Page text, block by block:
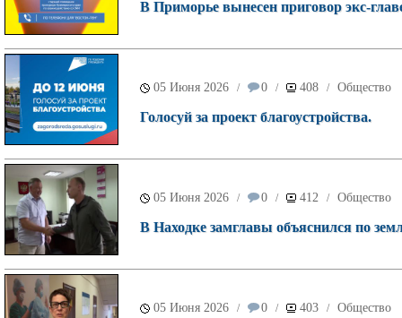
В Приморье вынесен приговор экс-
05 Июня 2026 / 0 / 408 / Общество
Голосуй за проект благоустройства.
05 Июня 2026 / 0 / 412 / Общество
В Находке замглавы объяснился по
05 Июня 2026 / 0 / 403 / Общество